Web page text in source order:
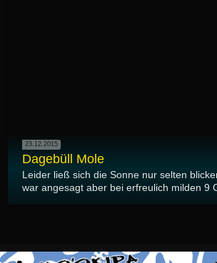
23.12.2015
Dagebüll Mole
Leider ließ sich die Sonne nur selten
war angesagt aber bei erfreulich milden 9